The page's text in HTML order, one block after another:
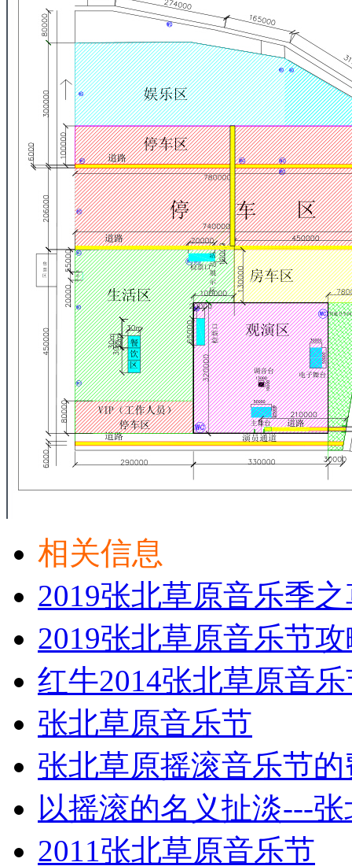
相关信息
2019张北草原音乐季
2019张北草原音乐节
红牛2014张北草原音
张北草原音乐节
张北草原摇滚音乐节
以摇滚的名义扯淡---
2011张北草原音乐节